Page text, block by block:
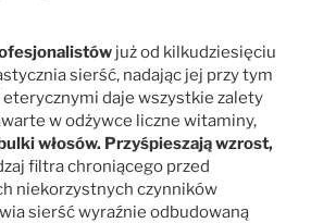
już od kilkudziesięciu
sierść, nadając jej przy tym
daje wszystkie zalety
w odżywce liczne witaminy,
włosów. Przyśpieszają wzrost,
filtra chroniącego przed
niekorzystnych czynników
sierść wyraźnie odbudowaną